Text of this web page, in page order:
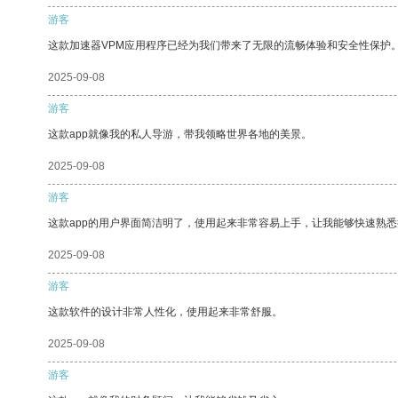
游客
这款加速器VPM应用程序已经为我们带来了无限的流畅体验和安全性保护。
2025-09-08
游客
这款app就像我的私人导游，带我领略世界各地的美景。
2025-09-08
游客
这款app的用户界面简洁明了，使用起来非常容易上手，让我能够快速熟悉
2025-09-08
游客
这款软件的设计非常人性化，使用起来非常舒服。
2025-09-08
游客